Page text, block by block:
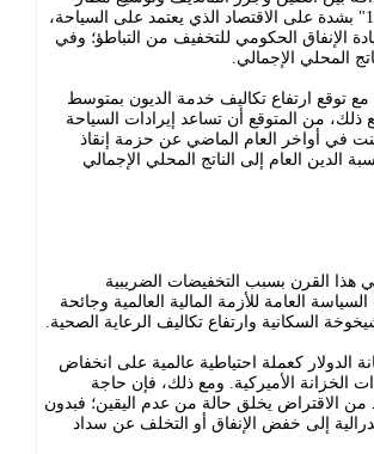
"فيلانا الدولي". بالإضافة إلى ذلك، أثرت جائحة "كوفيد-19" بشدة على الاقتصاد الذي يعتمد على السياحة،
في عام 2020، مما تطلب زيادة الإنفاق الحكومي للتخفيف من التباطؤ؛ وفي
المحلي الإجمالي.
توقع ارتفاع تكاليف خدمة الديون بمتوسط
700 مليون دولار أميركي في 2025-2026. ومع ذلك، من المتوقع أن تساعد إيرادات السياحة
في أواخر العام الماضي عن حزمة إنقاذ
الدين العام إلى الناتج المحلي الإجمالي
هذا القرن بسبب التخفيضات الضريبية
العامة للأزمة المالية العالمية وجائحة
الدولار كعملة احتياطية عالمية على انخفاض
الأميركية. ومع ذلك، فإن حاجة
الاقتراض يخلق حالة من عدم اليقين؛ فبدون
إلى خفض الإنفاق أو التخلف عن سداد